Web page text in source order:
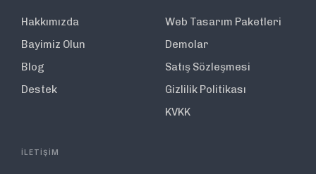
Hakkımızda
Bayimiz Olun
Blog
Destek
Web Tasarım Paketleri
Demolar
Satış Sözleşmesi
Gizlilik Politikası
KVKK
İLETİŞİM